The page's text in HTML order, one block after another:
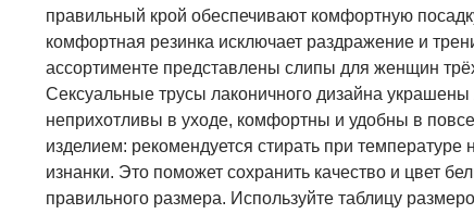
правильный крой обеспечивают комфортную
комфортная резинка исключает раздражение и
ассортименте представлены слипы для женщин
Сексуальные трусы лаконичного дизайна
неприхотливы в уходе, комфортны и удобны в
изделием: рекомендуется стирать при
изнанки. Это поможет сохранить качество и цвет
правильного размера. Используйте таблицу